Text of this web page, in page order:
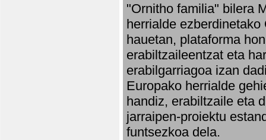
"Ornitho familia" bilera
herrialde
hauetan, plataforma
erabiltzaileentzat eta
erabilgarriagoa izan
Europako herrialde
handiz, erabiltzaile eta
jarraipen-proiektu
funtsezkoa dela.